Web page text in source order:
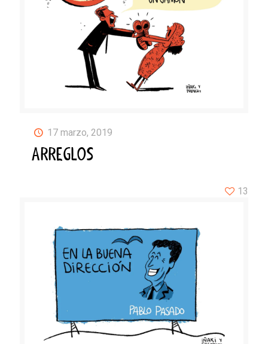
17 marzo, 2019
ARREGLOS
13